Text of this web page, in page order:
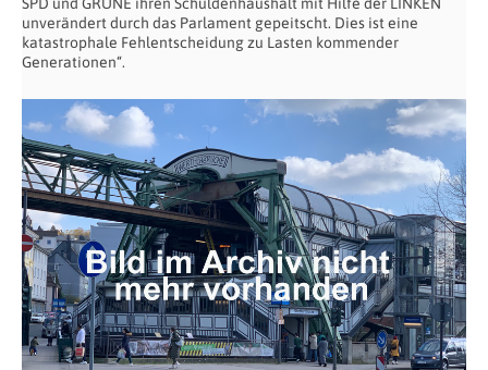
unverändert durch das Parlament gepeitscht. Dies ist eine
katastrophale Fehlentscheidung zu Lasten kommender
Generationen“.